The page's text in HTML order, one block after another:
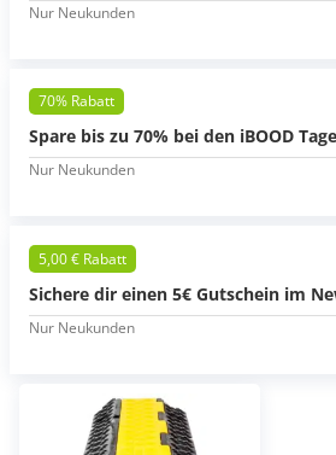
Nur Neukunden
70% Rabatt
Spare bis zu 70% bei den iBOOD
Nur Neukunden
5,00 € Rabatt
Sichere dir einen 5€ Gutschein im
Nur Neukunden